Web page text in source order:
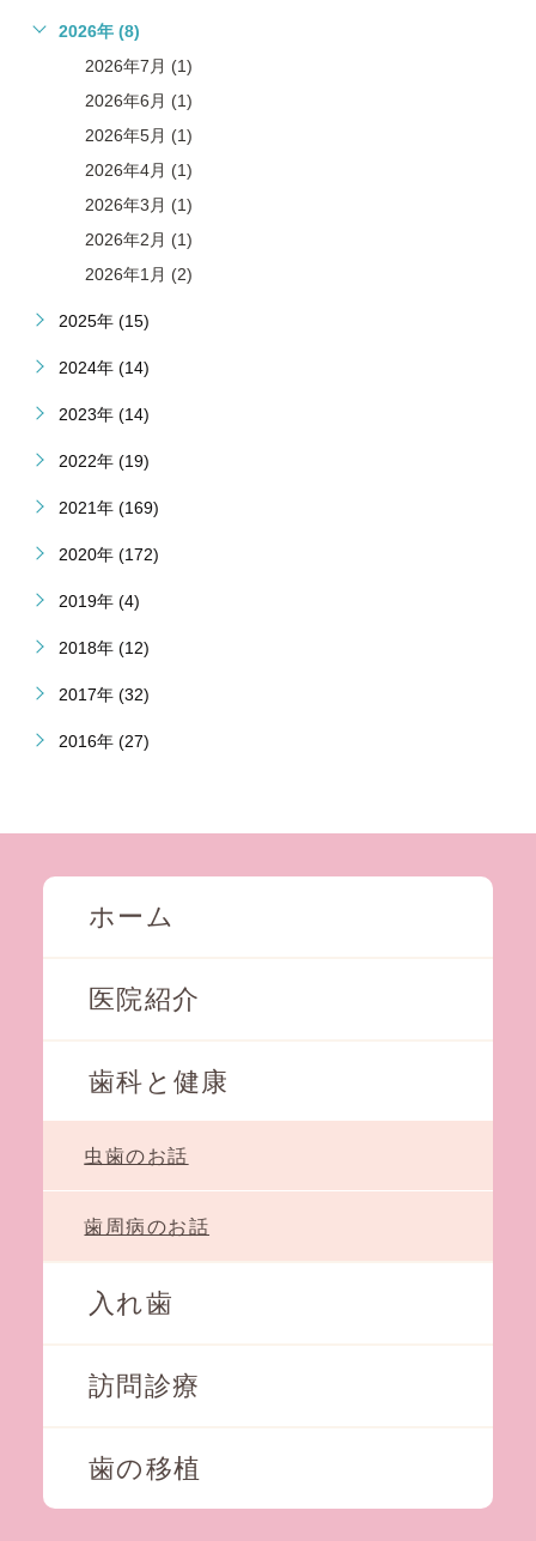
2026年 (8)
2026年7月 (1)
2026年6月 (1)
2026年5月 (1)
2026年4月 (1)
2026年3月 (1)
2026年2月 (1)
2026年1月 (2)
2025年 (15)
2024年 (14)
2023年 (14)
2022年 (19)
2021年 (169)
2020年 (172)
2019年 (4)
2018年 (12)
2017年 (32)
2016年 (27)
ホーム
医院紹介
歯科と健康
虫歯のお話
歯周病のお話
入れ歯
訪問診療
歯の移植